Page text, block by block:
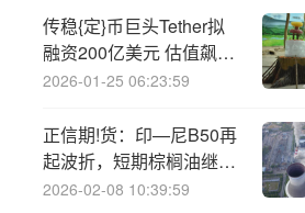
被拒
传稳{定}币巨头Tether拟
融资200亿美元 估值飙升
至5000亿美元 跻身全球
2026-01-25 06:23:59
正信期!货：印—尼B50再
起波折，短期棕榈油继续
承压
2026-02-08 10:39:59